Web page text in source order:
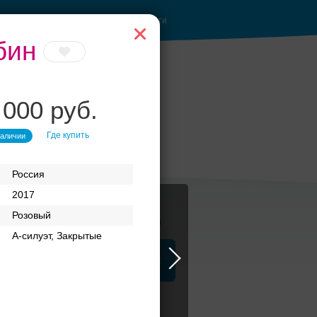
руб.
Где купить
Россия
2017
Розовый
А-силуэт, Закрытые
Войти
Журнал